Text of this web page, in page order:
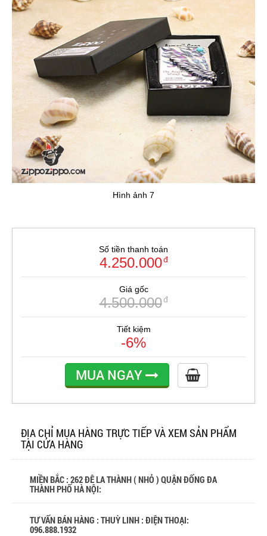
Hình ảnh 7
Số tiền thanh toán
4.250.000đ
Giá gốc
4.500.000đ
Tiết kiệm
-6%
MUA NGAY
ĐỊA CHỈ MUA HÀNG TRỰC TIẾP VÀ XEM SẢN PHẨM
TẠI CỬA HÀNG
MIỀN BẮC : 262 ĐÊ LA THÀNH ( NHỎ ) QUẬN ĐỐNG ĐA
THÀNH PHỐ HÀ NỘI:
TƯ VẤN BÁN HÀNG : THUỲ LINH : ĐIỆN THOẠI:
096.888.1932